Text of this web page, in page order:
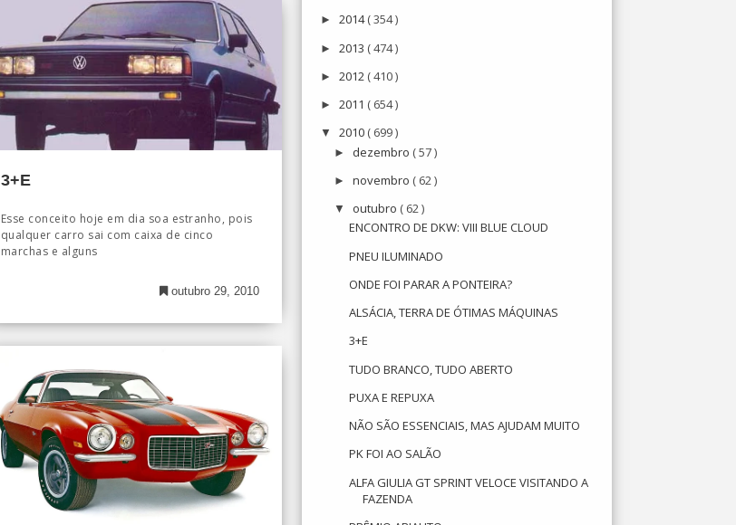
3+E
Esse conceito hoje em dia soa estranho, pois
qualquer carro sai com caixa de cinco
marchas e alguns
outubro 29, 2010
► 2014( 354 )
► 2013 ( 474 )
► 2012 ( 410 )
► 2011 ( 654 )
▼ 2010 ( 699 )
► dezembro ( 57 )
►novembro ( 62 )
▼ outubro ( 62 )
ENCONTRO DE DKW: VIII BLUE CLOUD
PNEU ILUMINADO
ONDE FOI PARAR A PONTEIRA?
ALSÁCIA, TERRA DE ÓTIMAS MÁQUINAS
3+E
TUDO BRANCO, TUDO ABERTO
PUXA E REPUXA
NÃO SÃO ESSENCIAIS, MAS AJUDAM MUITO
PK FOI AO SALÃO
ALFA GIULIA GT SPRINT VELOCE VISITANDO A
FAZENDA